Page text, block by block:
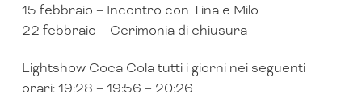
15 febbraio – Incontro con Tina e Milo
22 febbraio – Cerimonia di chiusura
Lightshow Coca Cola tutti i giorni nei seguenti
orari: 19:28 – 19:56 – 20:26